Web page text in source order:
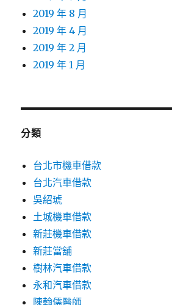
2019 年 8 月
2019 年 4 月
2019 年 2 月
2019 年 1 月
分類
台北市機車借款
台北汽車借款
吳紹琥
土城機車借款
新莊機車借款
新莊當舖
樹林汽車借款
永和汽車借款
陳翰儒醫師